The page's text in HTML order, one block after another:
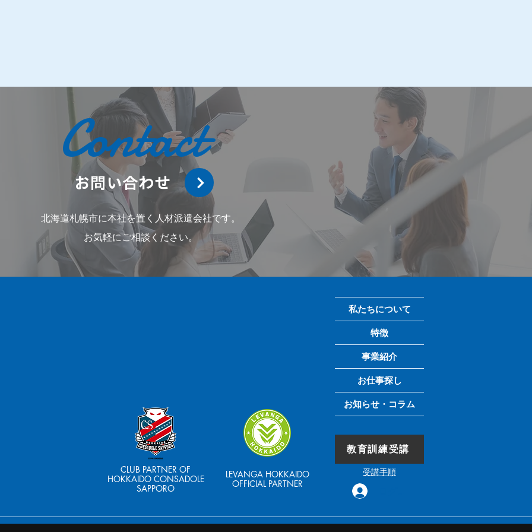
Contact
お問い合わせ
北海道札幌市に本社を置く人材派遣会社です。
お気軽にご相談ください。
CLUB PARTNER OF
HOKKAIDO CONSADOLE
SAPPORO
LEVANGA HOKKAIDO
OFFICIAL PARTNER
私たちについて
特徴
事業紹介
お仕事探し
お知らせ・コラム
教育訓練受講
受講手順